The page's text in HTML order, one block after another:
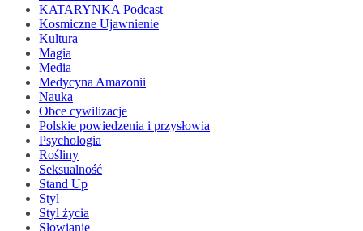
KATARYNKA Podcast
Kosmiczne Ujawnienie
Kultura
Magia
Media
Medycyna Amazonii
Nauka
Obce cywilizacje
Polskie powiedzenia i przysłowia
Psychologia
Rośliny
Seksualność
Stand Up
Styl
Styl życia
Słowianie